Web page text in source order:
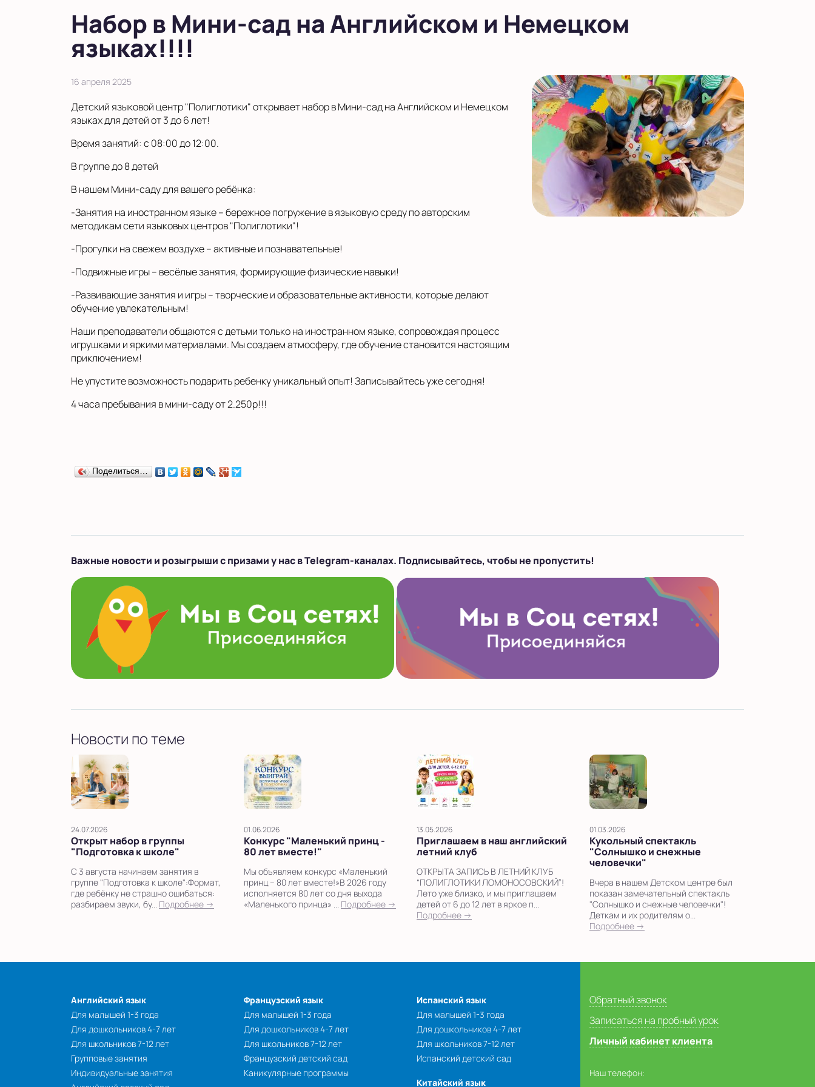
Показать на карте
Выбрать другой город
Набор в Мини-сад на Английском и Немецком
языках!!!!
16 апреля 2025
Детский языковой центр "Полиглотики" открывает набор в Мини-сад на Английском и Немецком
языках для детей от 3 до 6 лет!
Время занятий: с 08:00 до 12:00.
В группе до 8 детей
В нашем Мини-саду для вашего ребёнка:
-Занятия на иностранном языке – бережное погружение в языковую среду по авторским
методикам сети языковых центров "Полиглотики"!
-Прогулки на свежем воздухе – активные и познавательные!
-Подвижные игры – весёлые занятия, формирующие физические навыки!
-Развивающие занятия и игры – творческие и образовательные активности, которые делают
обучение увлекательным!
Наши преподаватели общаются с детьми только на иностранном языке, сопровождая процесс
игрушками и яркими материалами. Мы создаем атмосферу, где обучение становится настоящим
приключением!
Не упустите возможность подарить ребенку уникальный опыт! Записывайтесь уже сегодня!
4 часа пребывания в мини-саду от 2.250р!!!
Поделиться…
Важные новости и розыгрыши с призами у нас в Telegram-каналах. Подписывайтесь, чтобы не пропустить!
Новости по теме
24.07.2026
Открыт набор в группы
"Подготовка к школе"
С 3 августа начинаем занятия в
группе "Подготовка к школе":Формат,
где ребёнку не страшно ошибаться:
разбираем звуки, бу... Подробнее →
01.06.2026
Конкурс "Маленький принц -
80 лет вместе!"
Мы объявляем конкурс «Маленький
принц – 80 лет вместе!»В 2026 году
исполняется 80 лет со дня выхода
«Маленького принца» ... Подробнее →
13.05.2026
Приглашаем в наш английский
летний клуб
ОТКРЫТА ЗАПИСЬ В ЛЕТНИЙ КЛУБ
“ПОЛИГЛОТИКИ ЛОМОНОСОВСКИЙ”!
Лето уже близко, и мы приглашаем
детей от 6 до 12 лет в яркое п...
Подробнее →
01.03.2026
Кукольный спектакль
"Солнышко и снежные
человечки"
Вчера в нашем Детском центре был
показан замечательный спектакль
"Солнышко и снежные человечки"!
Деткам и их родителям о...
Подробнее →
Английский язык
Для малышей 1-3 года
Для дошкольников 4-7 лет
Для школьников 7-12 лет
Групповые занятия
Индивидуальные занятия
Французский язык
Для малышей 1-3 года
Для дошкольников 4-7 лет
Для школьников 7-12 лет
Французский детский сад
Каникулярные программы
Испанский язык
Для малышей 1-3 года
Для дошкольников 4-7 лет
Для школьников 7-12 лет
Испанский детский сад
Китайский язык
Обратный звонок
Записаться на пробный урок
Личный кабинет клиента
Наш телефон: